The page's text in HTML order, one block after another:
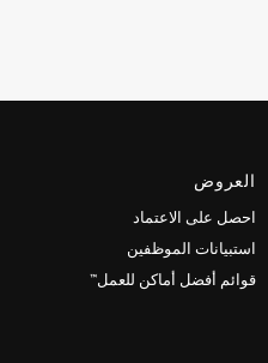
العروض
احصل على الاعتماد
استبيانات الموظفين
قوائم أفضل أماكن للعمل™